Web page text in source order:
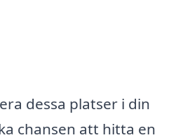
dessa platser i din
chansen att hitta en